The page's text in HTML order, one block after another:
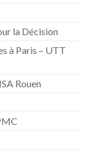
la Décision
à Paris – UTT
Rouen